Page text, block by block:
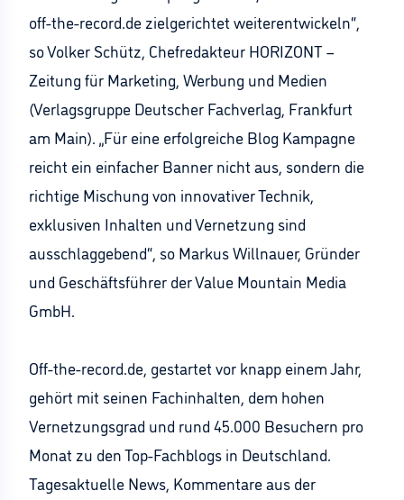
off-the-record.de zielgerichtet weiterentwickeln“,
so Volker Schütz, Chefredakteur HORIZONT –
Zeitung für Marketing, Werbung und Medien
(Verlagsgruppe Deutscher Fachverlag, Frankfurt
am Main). „Für eine erfolgreiche Blog Kampagne
reicht ein einfacher Banner nicht aus, sondern die
richtige Mischung von innovativer Technik,
exklusiven Inhalten und Vernetzung sind
ausschlaggebend“, so Markus Willnauer, Gründer
und Geschäftsführer der Value Mountain Media
GmbH.
Off-the-record.de, gestartet vor knapp einem Jahr,
gehört mit seinen Fachinhalten, dem hohen
Vernetzungsgrad und rund 45.000 Besuchern pro
Monat zu den Top-Fachblogs in Deutschland.
Tagesaktuelle News, Kommentare aus der